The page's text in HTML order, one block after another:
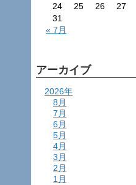
24
25 26 27
31
« 7月
アーカイブ
2026年
8月
7月
6月
5月
4月
3月
2月
1月